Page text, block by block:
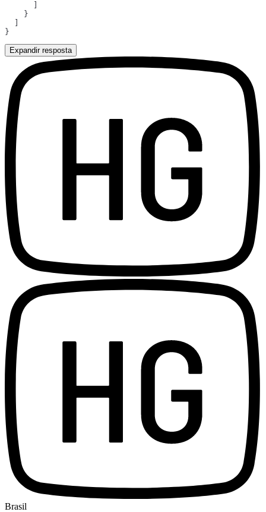
Expandir resposta
Brasil